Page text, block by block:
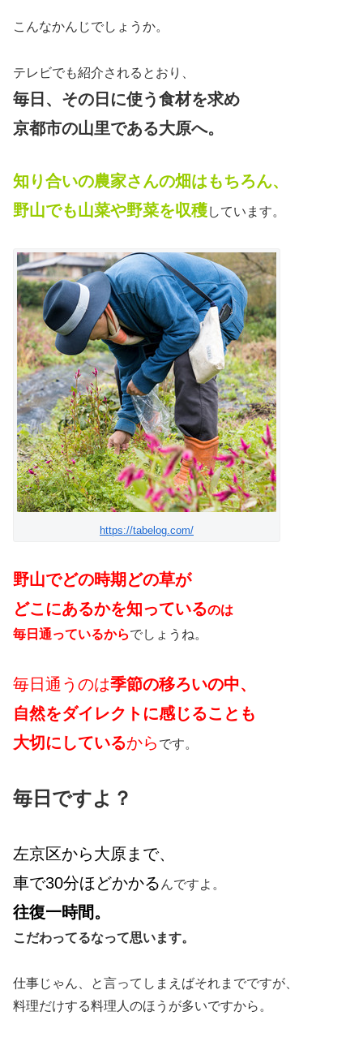
こんなかんじでしょうか。
テレビでも紹介されるとおり、
毎日、その日に使う食材を求め
京都市の山里である大原へ。
知り合いの農家さんの畑はもちろん、
野山でも山菜や野菜を収穫しています。
https://tabelog.com/
野山でどの時期どの草が
どこにあるかを知っているのは
毎日通っているからでしょうね。
毎日通うのは季節の移ろいの中、
自然をダイレクトに感じることも
大切にしているから です。
毎日ですよ？
左京区から大原まで、
車で30分ほどかかる んですよ。
往復一時間。
こだわってるなって思います。
仕事じゃん、と言ってしまえばそれまでですが、
料理だけする料理人のほうが多いですから。